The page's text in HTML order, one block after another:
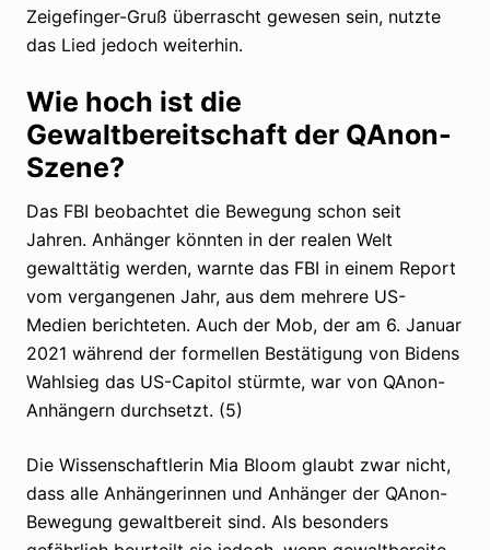
Zeigefinger-Gruß überrascht gewesen sein, nutzte
das Lied jedoch weiterhin.
Wie hoch ist die
Gewaltbereitschaft der QAnon-
Szene?
Das FBI beobachtet die Bewegung schon seit
Jahren. Anhänger könnten in der realen Welt
gewalttätig werden, warnte das FBI in einem Report
vom vergangenen Jahr, aus dem mehrere US-
Medien berichteten. Auch der Mob, der am 6. Januar
2021 während der formellen Bestätigung von Bidens
Wahlsieg das US-Capitol stürmte, war von QAnon-
Anhängern durchsetzt. (5)
Die Wissenschaftlerin Mia Bloom glaubt zwar nicht,
dass alle Anhängerinnen und Anhänger der QAnon-
Bewegung gewaltbereit sind. Als besonders